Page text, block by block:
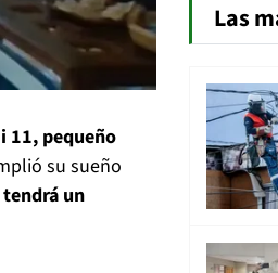
11, pequeño
su sueño
tendrá un
Las